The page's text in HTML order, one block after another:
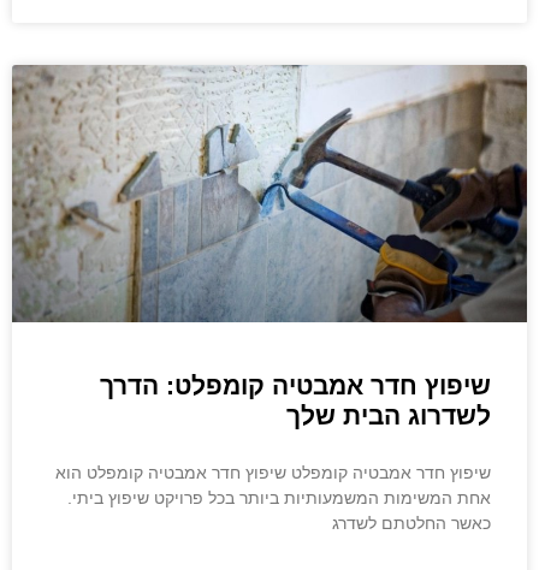
שיפוץ חדר אמבטיה קומפלט: הדרך
לשדרוג הבית שלך
שיפוץ חדר אמבטיה קומפלט שיפוץ חדר אמבטיה קומפלט הוא
אחת המשימות המשמעותיות ביותר בכל פרויקט שיפוץ ביתי.
כאשר החלטתם לשדרג